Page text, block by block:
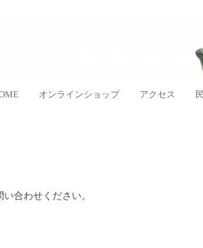
取り扱う、”民藝のある暮し”を提案するお店で
オンラインショップ アクセス
合わせください。